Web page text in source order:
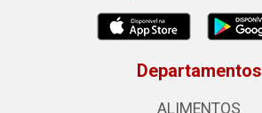
Departamentos
ALIMENTOS